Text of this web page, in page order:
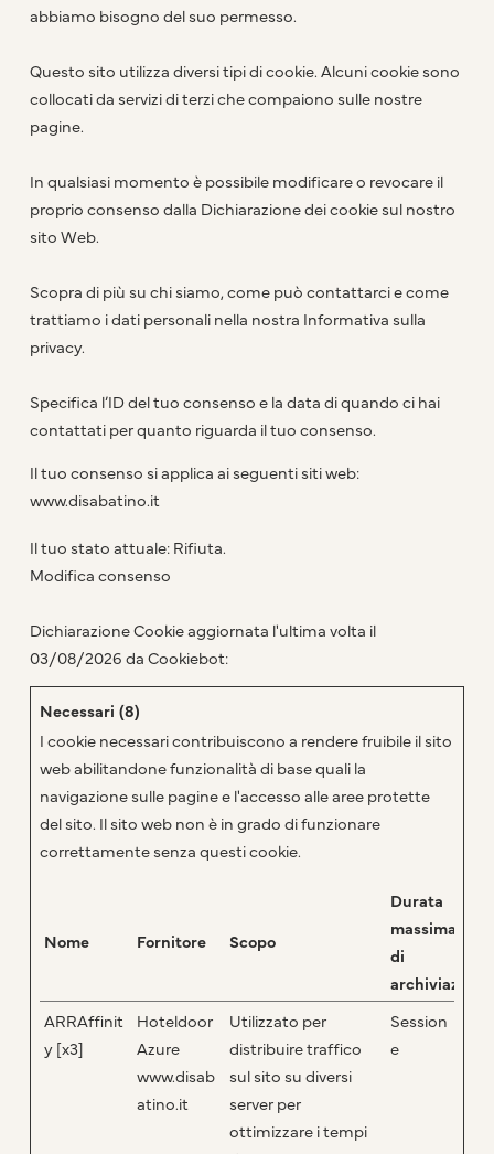
abbiamo bisogno del suo permesso.
Questo sito utilizza diversi tipi di cookie. Alcuni cookie sono
collocati da servizi di terzi che compaiono sulle nostre
pagine.
In qualsiasi momento è possibile modificare o revocare il
proprio consenso dalla Dichiarazione dei cookie sul nostro
sito Web.
Scopra di più su chi siamo, come può contattarci e come
trattiamo i dati personali nella nostra Informativa sulla
privacy.
Specifica l’ID del tuo consenso e la data di quando ci hai
contattati per quanto riguarda il tuo consenso.
Il tuo consenso si applica ai seguenti siti web:
www.disabatino.it
Il tuo stato attuale: Rifiuta.
Modifica consenso
Dichiarazione Cookie aggiornata l'ultima volta il
03/08/2026 daCookiebot:
Necessari (8)
I cookie necessari contribuiscono a rendere fruibile il sito
web abilitandone funzionalità di base quali la
navigazione sulle pagine e l'accesso alle aree protette
del sito. Il sito web non è in grado di funzionare
correttamente senza questi cookie.
Nome Fornitore Scopo
Durata
massima
di
archiviazione
ARRAffinit
y [x3]
Hoteldoor
Azure
www.disab
atino.it
Utilizzato per
distribuire traffico
sul sito su diversi
server per
ottimizzare i tempi
Session
e